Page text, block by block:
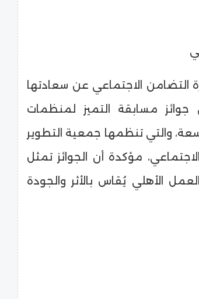
التضامن الاجتماعي عن سعادتها
جوائز مسابقة التميز لمنظمات
والتي تنظمها جمعية التطوير
مؤكدة أن الجوائز تمثل
الأهلي يُقاس بالأثر والجودة